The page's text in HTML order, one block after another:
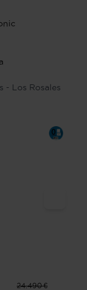
- Los Rosales
24.490 €